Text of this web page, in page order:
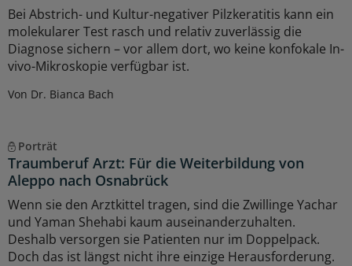
Bei Abstrich- und Kultur-negativer Pilzkeratitis kann ein
molekularer Test rasch und relativ zuverlässig die
Diagnose sichern – vor allem dort, wo keine konfokale In-
vivo-Mikroskopie verfügbar ist.
Von Dr. Bianca Bach
Porträt
Traumberuf Arzt: Für die Weiterbildung von
Aleppo nach Osnabrück
Wenn sie den Arztkittel tragen, sind die Zwillinge Yachar
und Yaman Shehabi kaum auseinanderzuhalten.
Deshalb versorgen sie Patienten nur im Doppelpack.
Doch das ist längst nicht ihre einzige Herausforderung.